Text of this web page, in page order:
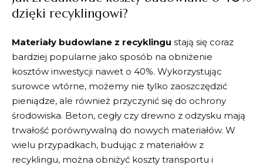
dzięki recyklingowi?
Materiały ⁢budowlane z⁢ recyklingu stają się coraz⁢
bardziej popularne jako sposób ​na ⁣obniżenie
kosztów⁢ inwestycji‍ nawet o 40%. ⁤Wykorzystując
surowce⁢ wtórne, możemy nie tylko zaoszczędzić
pieniądze,‌ ale również przyczynić się do ochrony
środowiska. ​Beton, cegły czy drewno z ‍odzysku mają
trwałość porównywalną do nowych ⁣materiałów. ‍W
wielu przypadkach, budując z materiałów z
recyklingu, można obniżyć koszty ⁣transportu i